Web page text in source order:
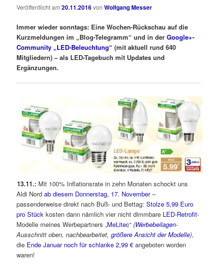
Veröffentlicht am20.11.2016vonWolfgang Messer
Immer wieder sonntags: Eine Wochen-Rückschau auf die
Kurzmeldungen im „Blog-Telegramm“ und in derGoogle+-
Community „LED-Beleuchtung“ (mit aktuell rund 640
Mitgliedern) – als LED-Tagebuch mit Updates und
Ergänzungen.
13.11.: Mit 100% Inflationsrate in zehn Monaten schockt uns
Aldi Nordab diesem Donnerstag, 17. November–
passenderweise direkt nach Buß- und Bettag:Stolze 5,99 Euro
pro Stück kosten dann nämlich vier nicht dimmbare LED-Retrofit-
Modelle meines Werbepartners „MeLitec“(Werbebeilagen-
Ausschnitt oben, nachbearbeitet,größere Ansicht der Modelle),
die Ende Januar noch für schlanke 2,99 € angeboten worden
waren!